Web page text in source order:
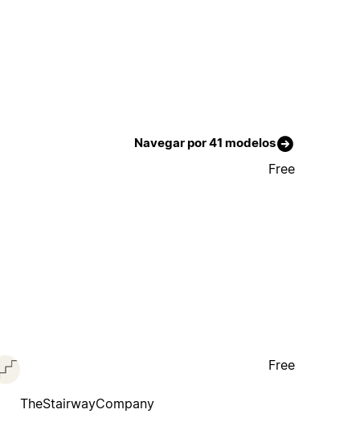
Navegar por 41 modelos
Free
TheStairwayCompany
Free